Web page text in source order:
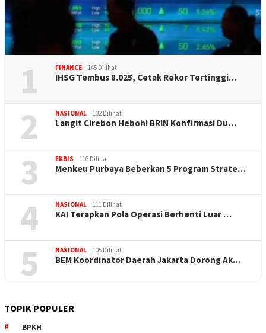
1 FINANCE 145 Dilihat
IHSG Tembus 8.025, Cetak Rekor Tertinggi…
2 NASIONAL 132 Dilihat
Langit Cirebon Heboh! BRIN Konfirmasi Du…
3 EKBIS 116 Dilihat
Menkeu Purbaya Beberkan 5 Program Strate…
4 NASIONAL 111 Dilihat
KAI Terapkan Pola Operasi Berhenti Luar …
5 NASIONAL 105 Dilihat
BEM Koordinator Daerah Jakarta Dorong Ak…
TOPIK POPULER
BPKH